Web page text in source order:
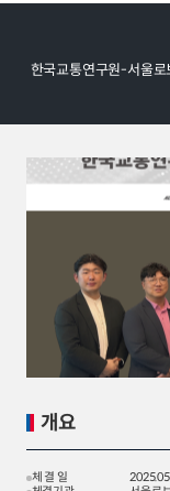
한국교통연구원-서울로
개요
체 결 일
용
일반사업보고서
2024년 국가교통조사
요약보고서
전국여객OD 여객통행
권역별통행지표
2024.12.31